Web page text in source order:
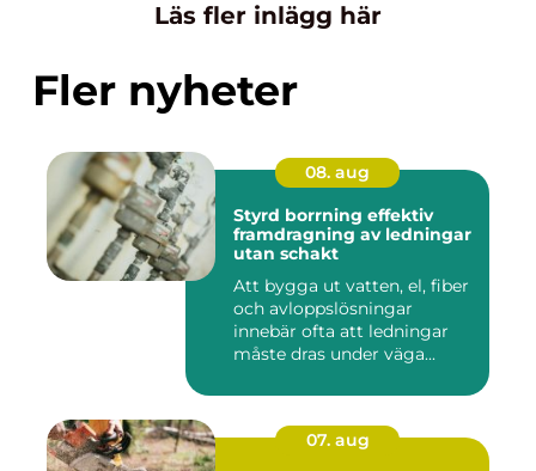
Läs fler inlägg här
Fler nyheter
08. aug
Styrd borrning effektiv
framdragning av ledningar
utan schakt
Att bygga ut vatten, el, fiber
och avloppslösningar
innebär ofta att ledningar
måste dras under väga...
07. aug